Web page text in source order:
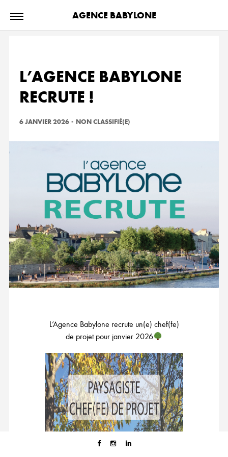
AGENCE BABYLONE
L’AGENCE BABYLONE
RECRUTE !
6 JANVIER 2026 - NON CLASSIFIÉ(E)
L’Agence Babylone recrute un(e) chef(fe)
de projet pour janvier 2026